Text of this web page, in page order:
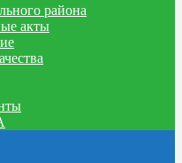
района
акты